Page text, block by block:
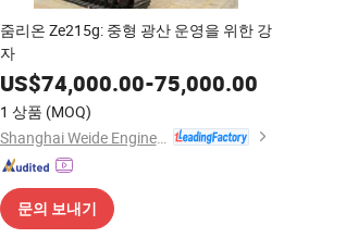
줌리온 Ze215g: 중형 광산 운영을 위한 강
자
US$74,000.00-75,000.00
1 상품 (MOQ)
Shanghai Weide Engineering Machinery Equipment Co., Ltd.
문의 보내기